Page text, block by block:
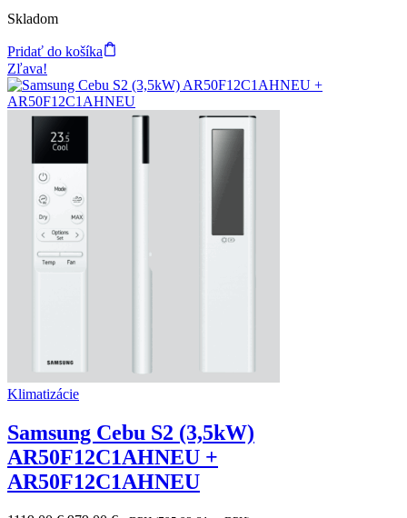
Skladom
Pridať do košíka
Zľava!
Klimatizácie
Samsung Cebu S2 (3,5kW)
AR50F12C1AHNEU +
AR50F12C1AHNEU